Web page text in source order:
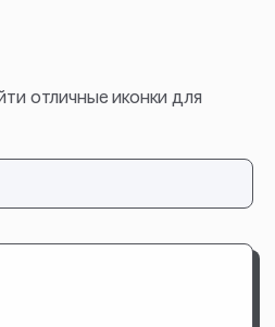
отличные иконки для